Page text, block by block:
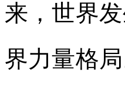
来，世界
界力量格